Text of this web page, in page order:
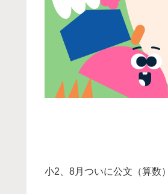
小2、8月ついに公文（算数